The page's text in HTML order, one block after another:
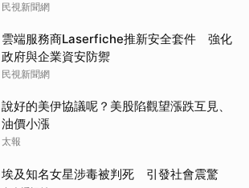
民視新聞網
雲端服務商Laserfiche推新安全套件 強化
政府與企業資安防禦
民視新聞網
說好的美伊協議呢？美股陷觀望漲跌互見、
油價小漲
太報
埃及知名女星涉毒被判死 引發社會震驚